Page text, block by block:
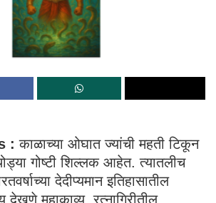
: काळाच्या ओघात ज्यांची महती टिकून
गोष्टी शिल्लक आहेत. त्यातलीच
देदीप्यमान इतिहासातील
देखणे महाकाव्य. रत्नागिरीतील